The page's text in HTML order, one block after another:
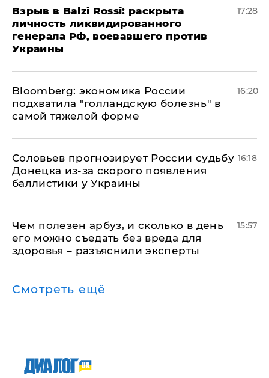
​Взрыв в Balzi Rossi: раскрыта
личность ликвидированного
генерала РФ, воевавшего против
Украины
17:28
Bloomberg: экономика России
подхватила "голландскую болезнь" в
самой тяжелой форме
16:20
Соловьев прогнозирует России судьбу
Донецка из-за скорого появления
баллистики у Украины
16:18
Чем полезен арбуз, и сколько в день
его можно съедать без вреда для
здоровья – разъяснили эксперты
15:57
Смотреть ещё